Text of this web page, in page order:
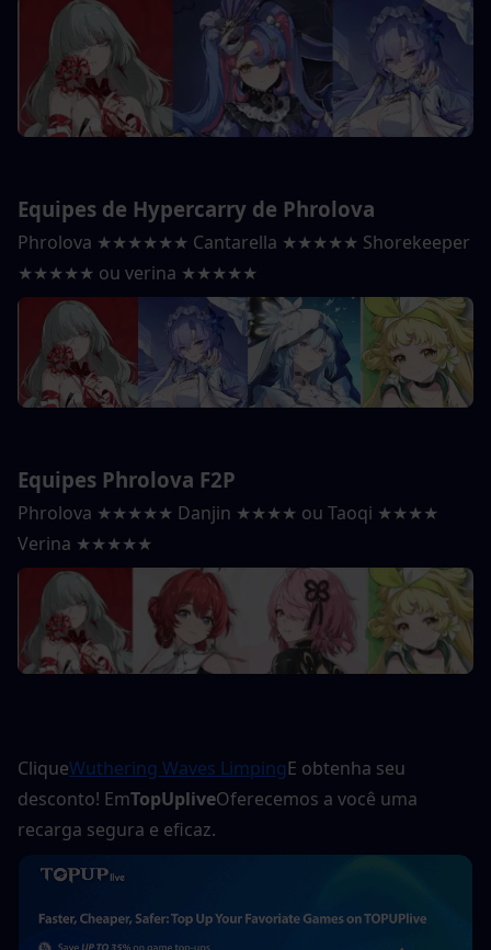
Equipes de Hypercarry de Phrolova
Phrolova ★★★★★★ Cantarella ★★★★★ Shorekeeper
★★★★★ ou verina ★★★★★
Equipes Phrolova F2P
Phrolova ★★★★★ Danjin ★★★★ ou Taoqi ★★★★
Verina ★★★★★
CliqueWuthering Waves LimpingE obtenha seu
desconto! EmTopUpliveOferecemos a você uma
recarga segura e eficaz.